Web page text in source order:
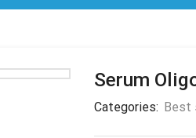
Serum
Categories: Best